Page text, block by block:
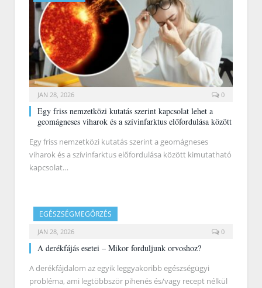
JAN 28, 2026 0
Egy friss nemzetközi kutatás szerint kapcsolat lehet a
geomágneses viharok és a szívinfarktus előfordulása között
Egy friss nemzetközi kutatás szerint a geomágneses
viharok és a szívinfarktus előfordulása között kimutatható
kapcsolat…
EGÉSZSÉGMEGŐRZÉS
JAN 28, 2026 0
A derékfájás esetei – Mikor forduljunk orvoshoz?
A derékfájdalom az egyik leggyakoribb egészségügyi
probléma, ami legtöbbször pihenés és/vagy recept nélkül